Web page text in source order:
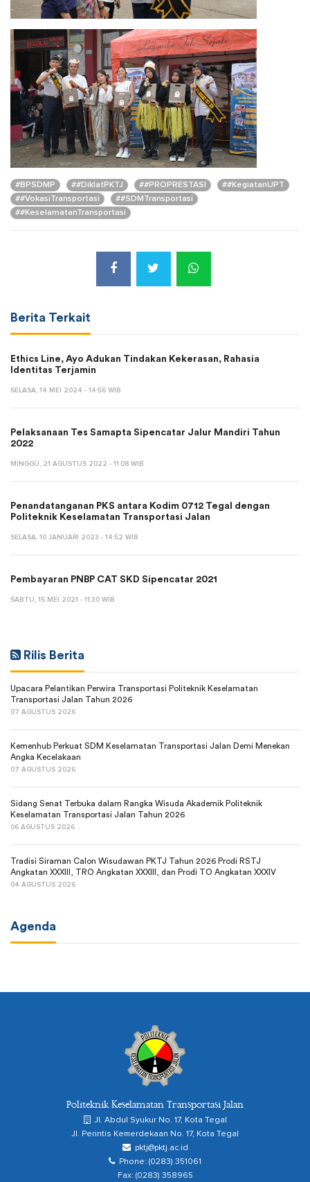
#BPSDMP ##DiklatPKTJ ##PROPRESTASI
##KegiatanUPT
##VokasiTransportasi
##SDMTransportasi
##KeselamatanTransportasi
Berita Terkait
Ethics Line, Ayo Adukan Tindakan Kekerasan, Rahasia
Identitas Terjamin
SELASA, 14 MEI 2024 - 14:56 WIB
Pelaksanaan Tes Samapta Sipencatar Jalur Mandiri Tahun
2022
MINGGU, 21 AGUSTUS 2022 - 11:08 WIB
Penandatanganan PKS antara Kodim 0712 Tegal dengan
Politeknik Keselamatan Transportasi Jalan
SELASA, 10 JANUARI 2023 - 14:52 WIB
Pembayaran PNBP CAT SKD Sipencatar 2021
SABTU, 15 MEI 2021 - 11:30 WIB
Rilis Berita
Upacara Pelantikan Perwira Transportasi Politeknik Keselamatan
Transportasi Jalan Tahun 2026
07 AGUSTUS 2026
Kemenhub Perkuat SDM Keselamatan Transportasi Jalan Demi Menekan
Angka Kecelakaan
07 AGUSTUS 2026
Sidang Senat Terbuka dalam Rangka Wisuda Akademik Politeknik
Keselamatan Transportasi Jalan Tahun 2026
06 AGUSTUS 2026
Tradisi Siraman Calon Wisudawan PKTJ Tahun 2026 Prodi RSTJ
Angkatan XXXIII, TRO Angkatan XXXIII, dan Prodi TO Angkatan XXXIV
04 AGUSTUS 2026
Agenda
Politeknik Keselamatan Transportasi Jalan
Jl. Abdul Syukur No. 17, Kota Tegal
Jl. Perintis Kemerdekaan No. 17, Kota Tegal
pktj@pktj.ac.id
Phone: (0283) 351061
Fax: (0283) 358965